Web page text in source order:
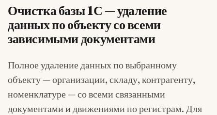
Очистка базы 1С — удаление
данных по объекту со всеми
зависимыми документами
Полное удаление данных по выбранному
объекту — организации, складу, контрагенту,
номенклатуре — со всеми связанными
документами и движениями по регистрам. Для